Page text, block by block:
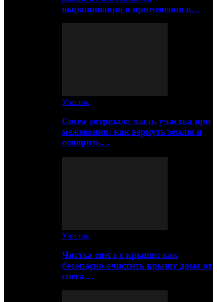
выращивания и применения в…
Участок
Сосед «отрезал» часть участка при
межевании: как вернуть землю и
оспорить…
Участок
Чистка снега с крыши: как
безопасно очистить крышу дома от
снега…